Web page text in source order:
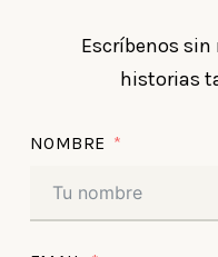
Escríbenos
historias
NOMBRE